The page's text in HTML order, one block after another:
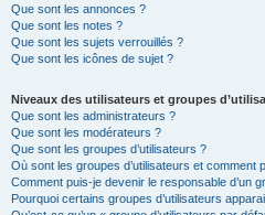
Que sont les annonces ?
Que sont les notes ?
Que sont les sujets verrouillés ?
Que sont les icônes de sujet ?
Niveaux des utilisateurs et groupes
Que sont les administrateurs ?
Que sont les modérateurs ?
Que sont les groupes d’utilisateurs ?
Où sont les groupes d’utilisateurs et comment
Comment puis-je devenir le responsable d’un
Pourquoi certains groupes d’utilisateurs